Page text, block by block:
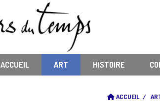
ACCUEIL ART HISTOIRE
ACCUEIL